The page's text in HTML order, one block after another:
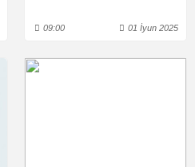
09:00 01 İyun 2025